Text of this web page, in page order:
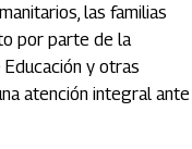
las familias
por parte de la
y otras
atención integral ante